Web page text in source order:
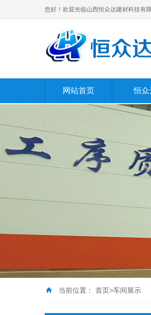
您好！欢迎光临山西恒众达建材科技有
网站首页 恒众
当前位置： 首页>车间展示